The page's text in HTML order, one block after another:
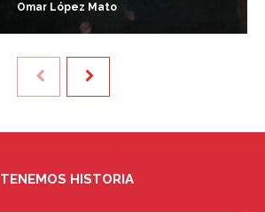
Omar López Mato
TENEMOS HISTORIA